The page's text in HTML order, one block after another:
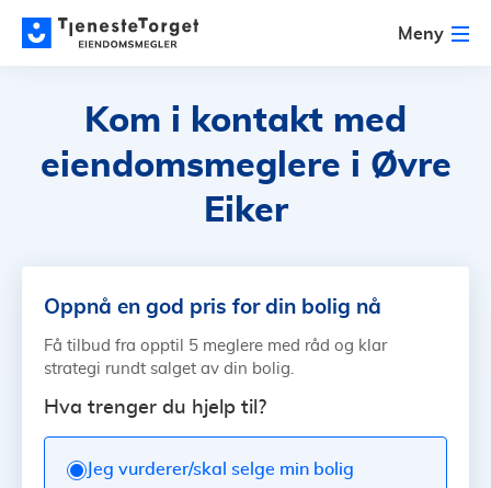
Meny
Kom i kontakt med
eiendomsmeglere i Øvre
Eiker
Oppnå en god pris for din bolig nå
Få tilbud fra opptil 5 meglere med råd og klar
strategi rundt salget av din bolig.
Hva trenger du hjelp til?
Jeg vurderer/skal selge min bolig